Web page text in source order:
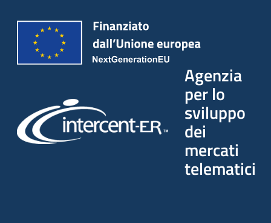
Agenzia
per lo
sviluppo
dei
mercati
telematici